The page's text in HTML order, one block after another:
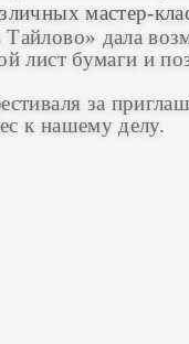
мастер-
дала
лист бумаги и
за
к нашему делу.